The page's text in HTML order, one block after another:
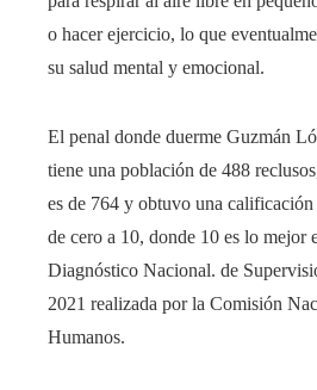
o hacer ejercicio, lo que
su salud mental y emocional.
El penal donde duerme Guzmán
tiene una población de 488
es de 764 y obtuvo una calificación
de cero a 10, donde 10 es lo mejor
Diagnóstico Nacional. de
2021 realizada por la Comisión
Humanos.